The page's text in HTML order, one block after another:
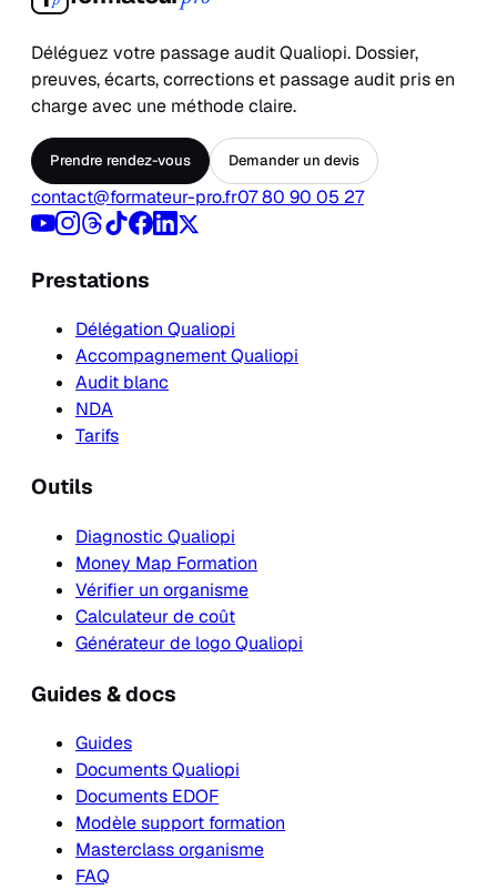
Déléguez votre passage audit Qualiopi. Dossier,
preuves, écarts, corrections et passage audit pris en
charge avec une méthode claire.
Prendre rendez-vous Demander un devis
contact@formateur-pro.fr07 80 90 05 27
Prestations
Délégation Qualiopi
Accompagnement Qualiopi
Audit blanc
NDA
Tarifs
Outils
Diagnostic Qualiopi
Money Map Formation
Vérifier un organisme
Calculateur de coût
Générateur de logo Qualiopi
Guides & docs
Guides
Documents Qualiopi
Documents EDOF
Modèle support formation
Masterclass organisme
FAQ